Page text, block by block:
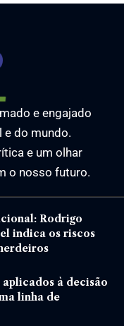
e engajado
do mundo.
e um olhar
o nosso futuro.
Rodrigo
indica os riscos
à decisão
linha de